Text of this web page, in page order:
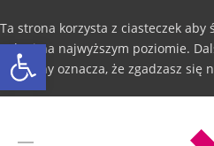
Otwórz pasek narzędzi
Ta strona korzysta z ciasteczek aby
usługi na najwyższym poziomie.
ze strony oznacza, że zgadzasz się